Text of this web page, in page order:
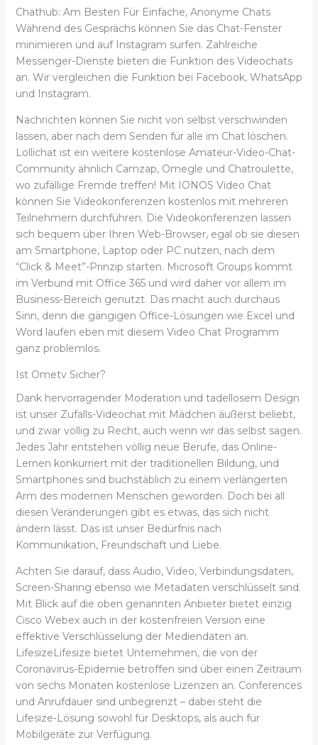
Chathub: Am Besten Für Einfache, Anonyme Chats
Während des Gesprächs können Sie das Chat-Fenster
minimieren und auf Instagram surfen. Zahlreiche
Messenger-Dienste bieten die Funktion des Videochats
an. Wir vergleichen die Funktion bei Facebook, WhatsApp
und Instagram.
Nachrichten können Sie nicht von selbst verschwinden
lassen, aber nach dem Senden für alle im Chat löschen.
Lollichat ist ein weitere kostenlose Amateur-Video-Chat-
Community ähnlich Camzap, Omegle und Chatroulette,
wo zufällige Fremde treffen! Mit IONOS Video Chat
können Sie Videokonferenzen kostenlos mit mehreren
Teilnehmern durchführen. Die Videokonferenzen lassen
sich bequem über Ihren Web-Browser, egal ob sie diesen
am Smartphone, Laptop oder PC nutzen, nach dem
“Click & Meet”-Prinzip starten. Microsoft Groups kommt
im Verbund mit Office 365 und wird daher vor allem im
Business-Bereich genutzt. Das macht auch durchaus
Sinn, denn die gängigen Office-Lösungen wie Excel und
Word laufen eben mit diesem Video Chat Programm
ganz problemlos.
Ist Ometv Sicher?
Dank hervorragender Moderation und tadellosem Design
ist unser Zufalls-Videochat mit Mädchen äußerst beliebt,
und zwar völlig zu Recht, auch wenn wir das selbst sagen.
Jedes Jahr entstehen völlig neue Berufe, das Online-
Lernen konkurriert mit der traditionellen Bildung, und
Smartphones sind buchstäblich zu einem verlängerten
Arm des modernen Menschen geworden. Doch bei all
diesen Veränderungen gibt es etwas, das sich nicht
ändern lässt. Das ist unser Bedürfnis nach
Kommunikation, Freundschaft und Liebe.
Achten Sie darauf, dass Audio, Video, Verbindungsdaten,
Screen-Sharing ebenso wie Metadaten verschlüsselt sind.
Mit Blick auf die oben genannten Anbieter bietet einzig
Cisco Webex auch in der kostenfreien Version eine
effektive Verschlüsselung der Mediendaten an.
LifesizeLifesize bietet Unternehmen, die von der
Coronavirus-Epidemie betroffen sind über einen Zeitraum
von sechs Monaten kostenlose Lizenzen an. Conferences
und Anrufdauer sind unbegrenzt – dabei steht die
Lifesize-Lösung sowohl für Desktops, als auch für
Mobilgeräte zur Verfügung.